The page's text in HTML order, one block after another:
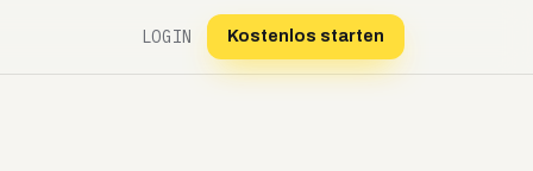
LOGIN Kostenlos starten